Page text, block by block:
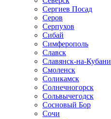
Сергиев Посад
Серов
Серпухов
Сибай
Симферополь
Славск
Славянск-на-Кубани
Смоленск
Соликамск
Солнечногорск
Сольвычегодск
Сосновый Бор
Сочи